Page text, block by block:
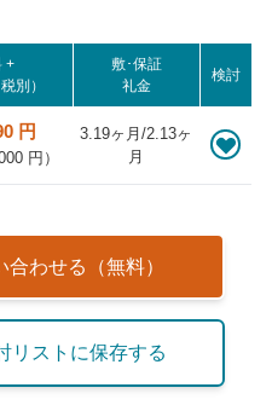
+
別）
敷･保証
礼金
検討
円
円）
3.19ヶ月/2.13ヶ
月
合わせる（無料）
リストに保存する